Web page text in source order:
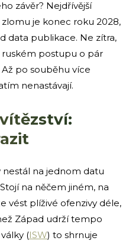
závěr? Nejdřívější
je konec roku 2028,
data publikace. Ne zítra,
postupu o pár
po souběhu více
nenastávají.
nestál na jednom datu
na něčem jiném, na
vést plíživé ofenzivy déle,
Západ udrží tempo
(ISW) to shrnuje